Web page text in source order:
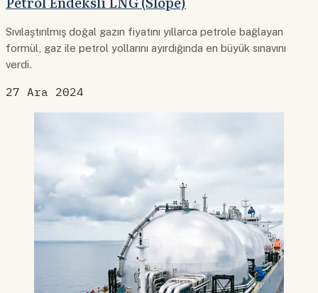
Sıvılaştırılmış doğal gazın fiyatını yıllarca petrole bağlayan
formül, gaz ile petrol yollarını ayırdığında en büyük sınavını
verdi.
27 Ara 2024